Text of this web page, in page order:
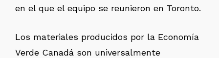
en el que el equipo se reunieron en Toronto.
Los materiales producidos por la Economía
Verde Canadá son universalmente